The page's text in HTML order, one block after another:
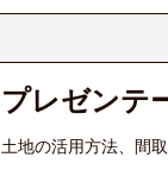
プレゼンテ
土地の活用方法、間